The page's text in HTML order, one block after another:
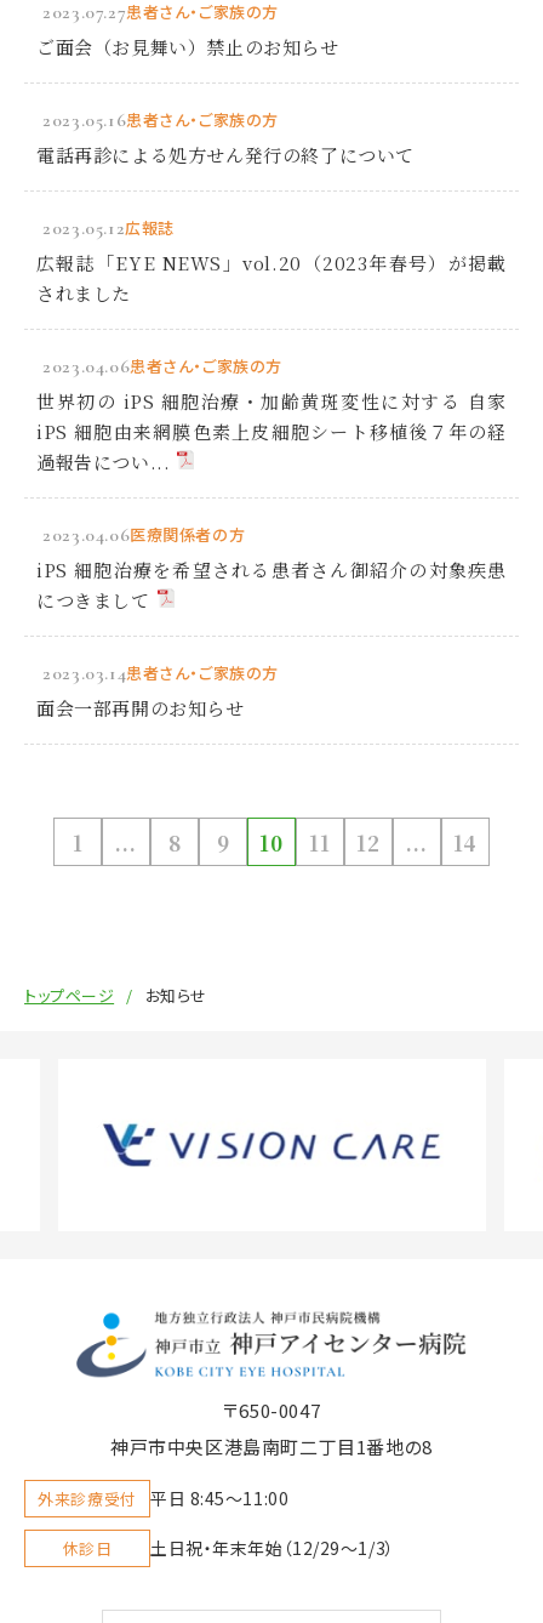
2023.07.27患者さん・ご家族の方
ご面会（お見舞い）禁止のお知らせ
2023.05.16患者さん・ご家族の方
電話再診による処方せん発行の終了について
2023.05.12広報誌
広報誌「EYE NEWS」vol.20（2023年春号）が掲載
されました
2023.04.06患者さん・ご家族の方
世界初の iPS 細胞治療・加齢黄斑変性に対する 自家
iPS 細胞由来網膜色素上皮細胞シート移植後７年の経
過報告につい...
2023.04.06医療関係者の方
iPS 細胞治療を希望される患者さん御紹介の対象疾患
につきまして
2023.03.14患者さん・ご家族の方
面会一部再開のお知らせ
1 ... 8 9 10 11 12 ... 14
トップページ お知らせ
〒650-0047
神戸市中央区港島南町二丁目1番地の8
外来診療受付 平日 8:45〜11:00
休診日 土日祝・年末年始（12/29～1/3）